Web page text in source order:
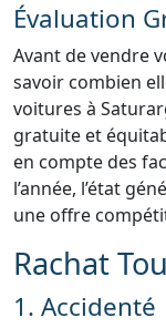
Évaluation
Avant de vendre
savoir combien
voitures à
gratuite et
en compte des
l’année, l’état
une offre
Rachat
1. Accidenté